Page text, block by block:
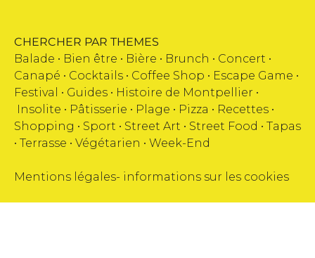
CHERCHER PAR THEMES
Balade • Bien être • Bière • Brunch • Concert •
Canapé • Cocktails • Coffee Shop • Escape Game •
Festival
• Guides • Histoire de Montpellier •
Insolite • Pâtisserie • Plage • Pizza • Recettes •
Shopping • Sport • Street Art • Street Food • Tapas
• Terrasse • Végétarien • Week-End
Mentions légales- informations sur les cookies